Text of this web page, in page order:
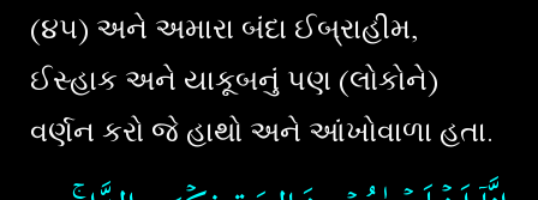
(૪૫) અને અમારા બંદા ઈબ્રાહીમ,
ઈસ્હાક અને યાકૂબનું પણ (લોકોને)
વર્ણન કરો જે હાથો અને આંખોવાળા હતા.